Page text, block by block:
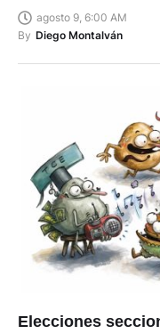
agosto 9, 6:00 AM
By Diego Montalván
Elecciones